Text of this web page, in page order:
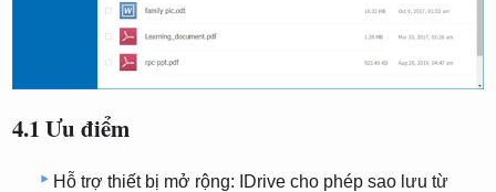
4.1 Ưu điểm
Hỗ trợ thiết bị mở rộng: IDrive cho phép sao lưu từ